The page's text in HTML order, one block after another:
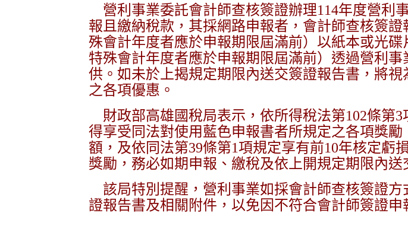
營利事業委託會計師查核簽證辦理114年度營利
報且繳納稅款，其採網路申報者，會計師查核簽
殊會計年度者應於申報期限屆滿前）以紙本或光
特殊會計年度者應於申報期限屆滿前）透過營利
供。如未於上揭規定期限內送交簽證報告書，將
之各項優惠。
財政部高雄國稅局表示，依所得稅法第102條第
得享受同法對使用藍色申報書者所規定之各項獎
額，及依同法第39條第1項規定享有前10年核定虧
獎勵，務必如期申報、繳稅及依上開規定期限內送
該局特別提醒，營利事業如採會計師查核簽證
證報告書及相關附件，以免因不符合會計師簽證申